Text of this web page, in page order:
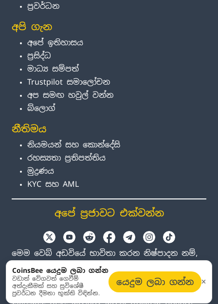
ප්‍රවර්ධන
අපි ගැන
අපේ ඉතිහාසය
ප්‍රසිද්ධ
මාධ්‍ය සම්පත්
Trustpilot සමාලෝචන
අප සමඟ හවුල් වන්න
බ්ලොග්
නීතිමය
නියමයන් සහ කොන්දේසි
රහස්‍යතා ප්‍රතිපත්තිය
මුද්‍රණය
KYC සහ AML
අපේ ප්‍රජාවට එක්වන්න
මෙම වෙබ් අඩවියේ භාවිතා කරන නිෂ්පාදන නම්,
ලාංඡන සහ වෙළඳ නාම හඳුනාගැනීමේ අරමුණු
සඳහා පමණි. සියලුම වෙළඳ ලකුණු සහ ලියාපදිංචි
වෙළඳ ලකුණු ඒවායේ අයිතිකරුවන්ට අයත් වේ.
CoinsBee යෙදුම ලබා ගන්න
වඩාත් වේගවත් ගෙවීම්
අත්දැකීමක් සහ සුවිශේෂී
ප්‍රවර්ධන දීමනා භුක්ති විඳින්න.
යෙදුම ලබා ගන්න